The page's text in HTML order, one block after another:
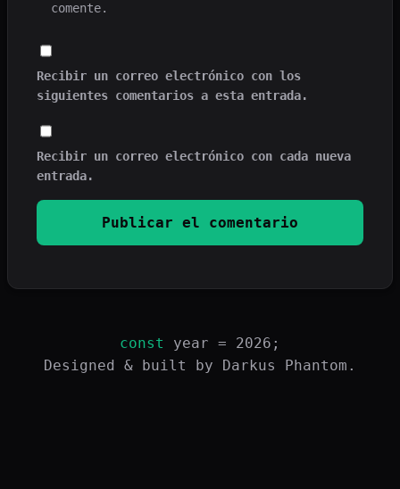
comente.
Recibir un correo electrónico con los
siguientes comentarios a esta entrada.
Recibir un correo electrónico con cada nueva
entrada.
const
year = 2026;
Designed & built by Darkus Phantom.